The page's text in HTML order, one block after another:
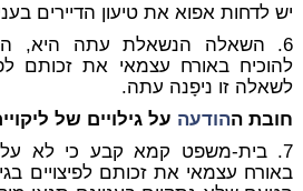
יש לדחות אפוא את טיעון הדיירים
6. השאלה הנשאלת עתה היא,
להוכיח באורח עצמאי את זכותם
לשאלה זו ניפָנה עתה.
חובת ההודעה על גילויים של
7. בית-משפט קמא קבע כי לא עלה
באורח עצמאי את זכותם לפיצויים